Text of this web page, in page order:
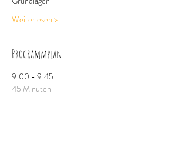
Weiterlesen >
Programmplan
9:00 - 9:45
45 Minuten